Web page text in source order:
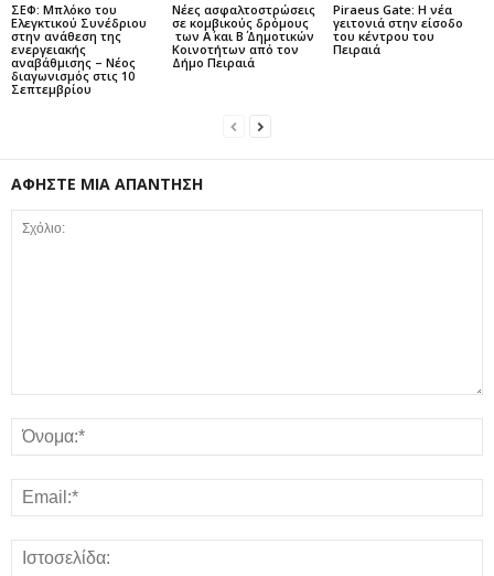
ΣΕΦ: Μπλόκο του
Ελεγκτικού Συνέδριου
στην ανάθεση της
ενεργειακής
αναβάθμισης – Νέος
διαγωνισμός στις 10
Σεπτεμβρίου
Νέες ασφαλτοστρώσεις
σε κομβικούς δρόμους
των Α΄ και Β΄ Δημοτικών
Κοινοτήτων από τον
Δήμο Πειραιά
Piraeus Gate: Η νέα
γειτονιά στην είσοδο
του κέντρου του
Πειραιά
ΑΦΗΣΤΕ ΜΙΑ ΑΠΑΝΤΗΣΗ